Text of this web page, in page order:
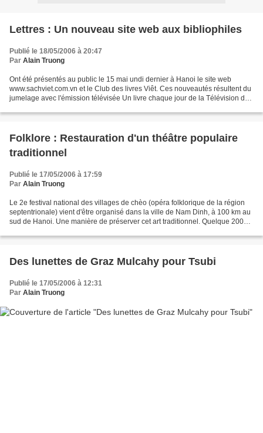
Lettres : Un nouveau site web aux bibliophiles
Publié le 18/05/2006 à 20:47
Par Alain Truong
Ont été présentés au public le 15 mai undi dernier à Hanoi le site web
www.sachviet.com.vn et le Club des livres Viêt. Ces nouveautés résultent du
jumelage avec l'émission télévisée Un livre chaque jour de la Télévision du
Folklore : Restauration d'un théâtre populaire
traditionnel
Publié le 17/05/2006 à 17:59
Par Alain Truong
Le 2e festival national des villages de chèo (opéra folklorique de la région
septentrionale) vient d'être organisé dans la ville de Nam Dinh, à 100 km au
sud de Hanoi. Une manière de préserver cet art traditionnel. Quelque 200
Des lunettes de Graz Mulcahy pour Tsubi
Publié le 17/05/2006 à 12:31
Par Alain Truong